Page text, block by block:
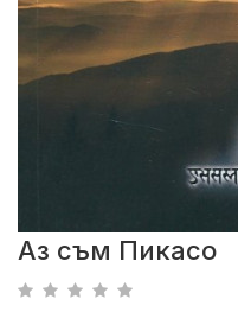
Аз съм Пикасо